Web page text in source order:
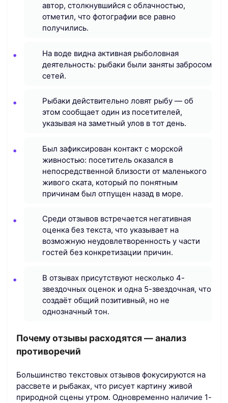
автор, столкнувшийся с облачностью,
отметил, что фотографии все равно
получились.
На воде видна активная рыболовная
деятельность: рыбаки были заняты забросом
сетей.
Рыбаки действительно ловят рыбу — об
этом сообщает один из посетителей,
указывая на заметный улов в тот день.
Был зафиксирован контакт с морской
живностью: посетитель оказался в
непосредственной близости от маленького
живого ската, который по понятным
причинам был отпущен назад в море.
Среди отзывов встречается негативная
оценка без текста, что указывает на
возможную неудовлетворенность у части
гостей без конкретизации причин.
В отзывах присутствуют несколько 4-
звездочных оценок и одна 5-звездочная, что
создаёт общий позитивный, но не
однозначный тон.
Почему отзывы расходятся — анализ
противоречий
Большинство текстовых отзывов фокусируются на
рассвете и рыбаках, что рисует картину живой
природной сцены утром. Одновременно наличие 1-